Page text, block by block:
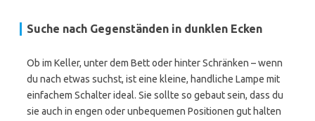
Suche nach Gegenständen in dunklen Ecken
Ob im Keller, unter dem Bett oder hinter Schränken – wenn
du nach etwas suchst, ist eine kleine, handliche Lampe mit
einfachem Schalter ideal. Sie sollte so gebaut sein, dass du
sie auch in engen oder unbequemen Positionen gut halten